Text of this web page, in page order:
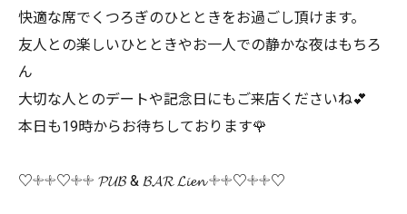
快適な席でくつろぎのひとときをお過ごし頂けます。
友人との楽しいひとときやお一人での静かな夜はもちろ
ん
大切な人とのデートや記念日にもご来店くださいね💕
本日も19時からお待ちしております🌹
♡𓇬𓇬♡𓇬𓇬 𝓟𝓤𝓑 & 𝓑𝓐𝓡 𝓛𝓲𝓮𝓷 𓇬𓇬♡𓇬𓇬♡